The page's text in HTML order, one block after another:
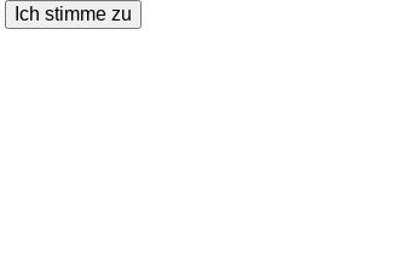
Ich stimme zu